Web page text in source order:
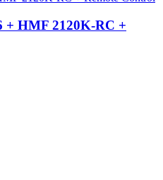
+ HMF 2120K-RC +